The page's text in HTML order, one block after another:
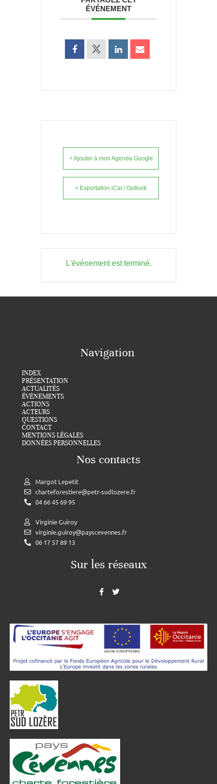
ÉVÉNEMENT
+ Ajouter à mon Agenda Google
+ Exportation iCal / Outlook
L'événement est terminé.
Navigation
INDEX
PRÉSENTATION
ACTUALITÉS
ÉVÉNEMENTS
ACTIONS
ACTEURS
QUESTIONS
CONTACT
MENTIONS LÉGALES
DONNÉES PERSONNELLES
Nos contacts
Margot Lepetit
charteforestiere@petr-sudlozere.fr
04 66 45 69 95
Virginie Guiroy
virginie.guiroy@payscevennes.fr
06 17 57 89 13
Sur les réseaux